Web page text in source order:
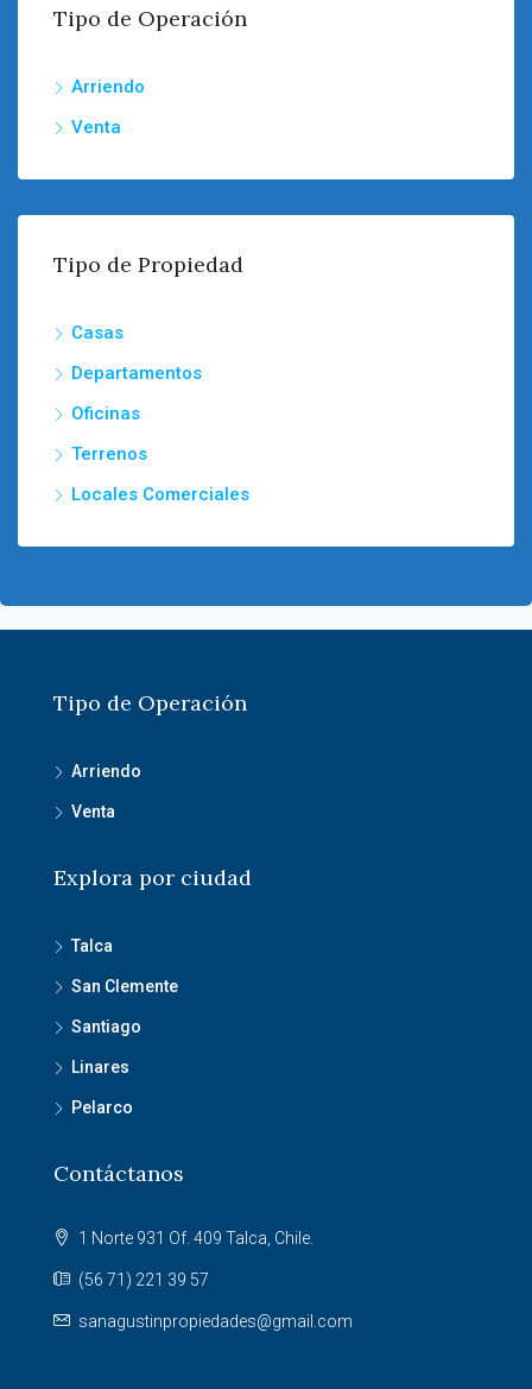
Tipo de Operación
Arriendo
Venta
Tipo de Propiedad
Casas
Departamentos
Oficinas
Terrenos
Locales Comerciales
Tipo de Operación
Arriendo
Venta
Explora por ciudad
Talca
San Clemente
Santiago
Linares
Pelarco
Contáctanos
1 Norte 931 Of. 409 Talca, Chile.
(56 71) 221 39 57
sanagustinpropiedades@gmail.com